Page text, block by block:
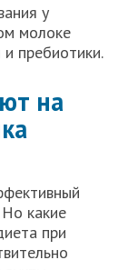
у
молоке
пребиотики.
на
какие
при